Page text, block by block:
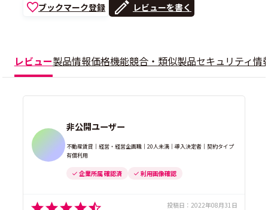
ブックマーク登録 レビューを書く
レビュー製品情報価格機能競合・類似製品セキュリティ情
非公開ユーザー
不動産賃貸｜経営・経営企画職｜20人未満｜導入決定者｜契約タイプ
有償利用
企業所属 確認済 利用画像確認
投稿日： 2022年08月31日